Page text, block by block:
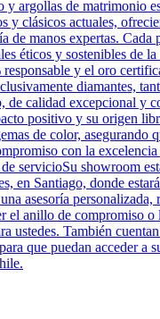
y argollas de matrimonio
y clásicos actuales,
de manos expertas. Cada
éticos y sostenibles de
y el oro
diamantes,
de calidad excepcional y
positivo y su origen
de color, asegurando
con la
servicioSu showroom
en Santiago, donde
asesoría personalizada,
el anillo de compromiso o
ustedes. También
que puedan acceder a